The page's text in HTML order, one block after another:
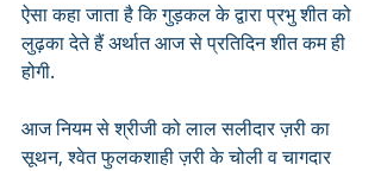
ऐसा कहा जाता है कि गुड़कल के द्वारा प्रभु शीत को
लुढ़का देते हैं अर्थात आज से प्रतिदिन शीत कम ही
होगी.
आज नियम से श्रीजी को लाल सलीदार ज़री का
सूथन, श्वेत फुलकशाही ज़री के चोली व चागदार